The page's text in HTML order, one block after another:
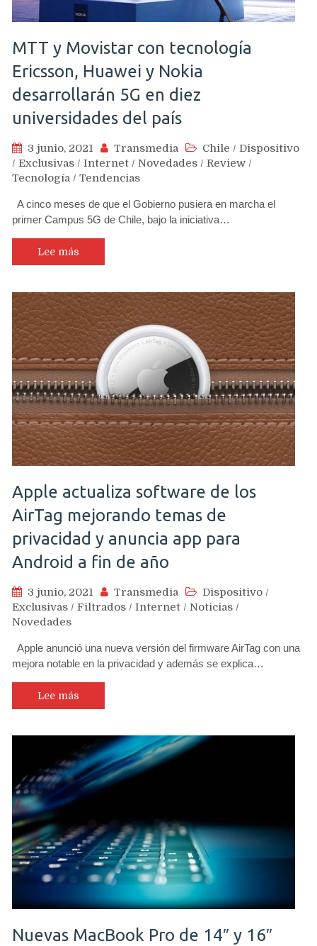
MTT y Movistar con tecnología
Ericsson, Huawei y Nokia
desarrollarán 5G en diez
universidades del país
3 junio, 2021 Transmedia Chile / Dispositivo
/ Exclusivas / Internet / Novedades / Review /
Tecnología / Tendencias
A cinco meses de que el Gobierno pusiera en marcha el
primer Campus 5G de Chile, bajo la iniciativa…
Lee más
Apple actualiza software de los
AirTag mejorando temas de
privacidad y anuncia app para
Android a fin de año
3 junio, 2021 Transmedia Dispositivo /
Exclusivas / Filtrados / Internet / Noticias /
Novedades
Apple anunció una nueva versión del firmware AirTag con una
mejora notable en la privacidad y además se explica…
Lee más
Nuevas MacBook Pro de 14″ y 16″